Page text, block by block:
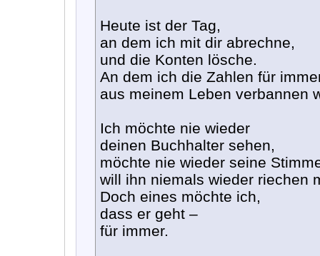
Heute ist der Tag,
an dem ich mit dir abrechne,
und die Konten lösche.
An dem ich die Zahlen für
aus meinem Leben verbannen
Ich möchte nie wieder
deinen Buchhalter sehen,
möchte nie wieder seine
will ihn niemals wieder riechen
Doch eines möchte ich,
dass er geht –
für immer.